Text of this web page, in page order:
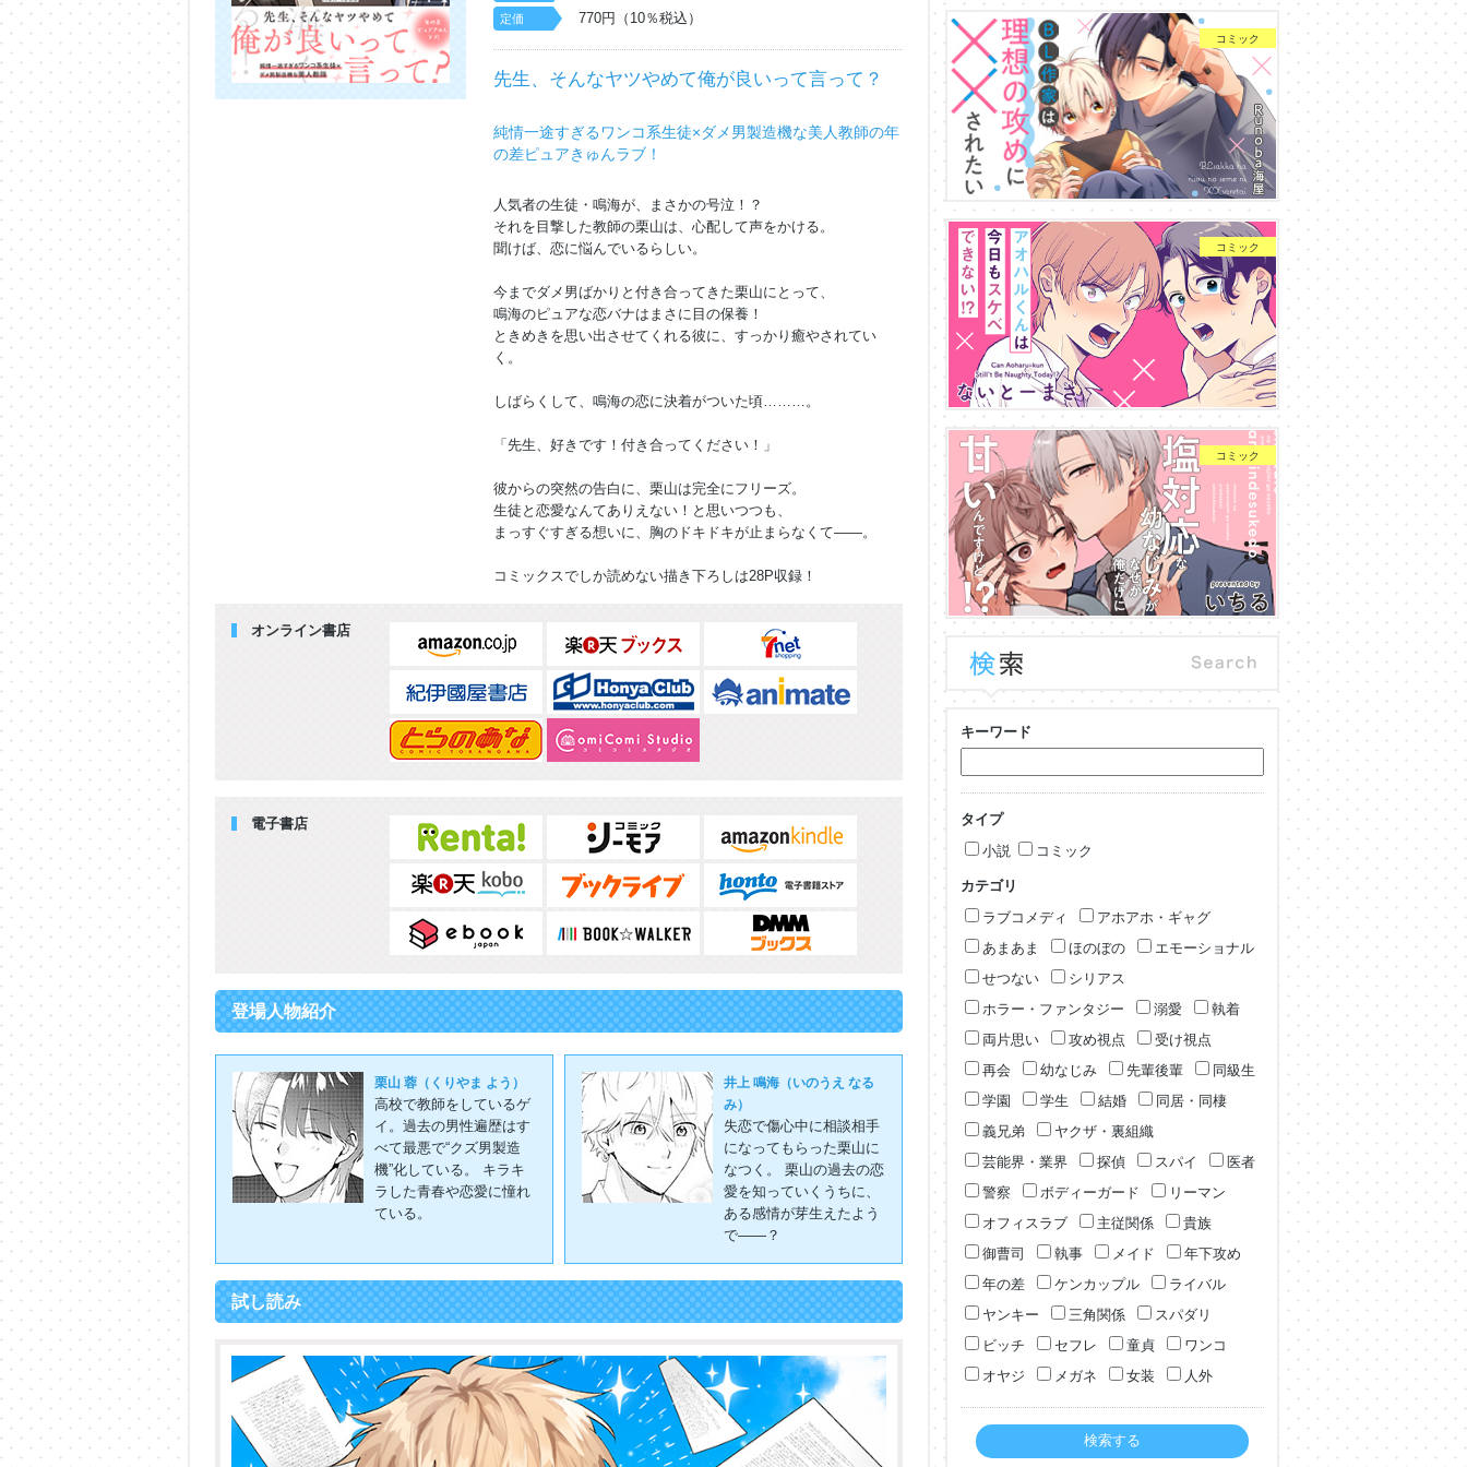
定価 770円（10％税込）
先生、そんなヤツやめて俺が良いって言って？
純情一途すぎるワンコ系生徒×ダメ男製造機な美人教師の年
の差ピュアきゅんラブ！
人気者の生徒・鳴海が、まさかの号泣！？
それを目撃した教師の栗山は、心配して声をかける。
聞けば、恋に悩んでいるらしい。
今までダメ男ばかりと付き合ってきた栗山にとって、
鳴海のピュアな恋バナはまさに目の保養！
ときめきを思い出させてくれる彼に、すっかり癒やされてい
く。
しばらくして、鳴海の恋に決着がついた頃………。
「先生、好きです！付き合ってください！」
彼からの突然の告白に、栗山は完全にフリーズ。
生徒と恋愛なんてありえない！と思いつつも、
まっすぐすぎる想いに、胸のドキドキが止まらなくて――。
コミックスでしか読めない描き下ろしは28P収録！
オンライン書店
電子書店
登場人物紹介
栗山 蓉（くりやま よう）
高校で教師をしているゲ
イ。過去の男性遍歴はす
べて最悪で“クズ男製造
機”化している。 キラキ
ラした青春や恋愛に憧れ
ている。
井上 鳴海（いのうえ なる
み）
失恋で傷心中に相談相手
になってもらった栗山に
なつく。 栗山の過去の恋
愛を知っていくうちに、
ある感情が芽生えたよう
で――？
試し読み
コミック
コミック
コミック
キーワード
タイプ
小説
コミック
カテゴリ
ラブコメディ
アホアホ・ギャグ
あまあま
ほのぼの
エモーショナル
せつない
シリアス
ホラー・ファンタジー
溺愛
執着
両片思い
攻め視点
受け視点
再会
幼なじみ 先輩後輩
同級生
学園
学生 結婚
同居・同棲
義兄弟
ヤクザ・裏組織
芸能界・業界
探偵 スパイ
医者
警察
ボディーガード
リーマン
オフィスラブ
主従関係
貴族
御曹司
執事 メイド
年下攻め
年の差
ケンカップル
ライバル
ヤンキー
三角関係
スパダリ
ビッチ
セフレ 童貞
ワンコ
オヤジ
メガネ 女装 人外
検索する